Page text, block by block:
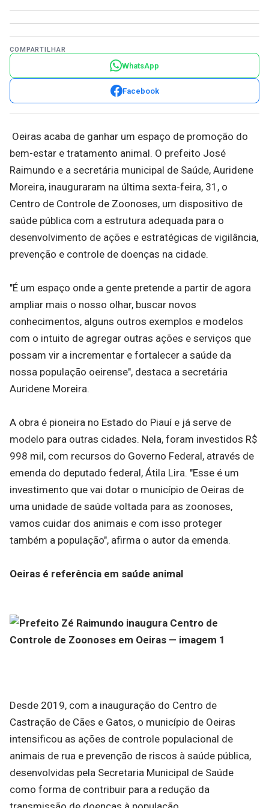
COMPARTILHAR
WhatsApp
Facebook
Oeiras acaba de ganhar um espaço de promoção do
bem-estar e tratamento animal. O prefeito José
Raimundo e a secretária municipal de Saúde, Auridene
Moreira, inauguraram na última sexta-feira, 31, o
Centro de Controle de Zoonoses, um dispositivo de
saúde pública com a estrutura adequada para o
desenvolvimento de ações e estratégicas de vigilância,
prevenção e controle de doenças na cidade.
"É um espaço onde a gente pretende a partir de agora
ampliar mais o nosso olhar, buscar novos
conhecimentos, alguns outros exemplos e modelos
com o intuito de agregar outras ações e serviços que
possam vir a incrementar e fortalecer a saúde da
nossa população oeirense", destaca a secretária
Auridene Moreira.
A obra é pioneira no Estado do Piauí e já serve de
modelo para outras cidades. Nela, foram investidos R$
998 mil, com recursos do Governo Federal, através de
emenda do deputado federal, Átila Lira. "Esse é um
investimento que vai dotar o município de Oeiras de
uma unidade de saúde voltada para as zoonoses,
vamos cuidar dos animais e com isso proteger
também a população", afirma o autor da emenda.
Oeiras é referência em saúde animal
Desde 2019, com a inauguração do Centro de
Castração de Cães e Gatos, o município de Oeiras
intensificou as ações de controle populacional de
animais de rua e prevenção de riscos à saúde pública,
desenvolvidas pela Secretaria Municipal de Saúde
como forma de contribuir para a redução da